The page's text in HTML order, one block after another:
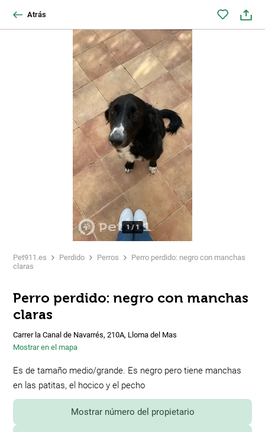
Atrás
1/1
Pet911.es Perdido Perros
Perro perdido: negro con manchas
claras
Perro perdido: negro con manchas
claras
Carrer la Canal de Navarrés, 210A, Lloma del Mas
Mostrar en el mapa
Es de tamaño medio/grande. Es negro pero tiene manchas
en las patitas, el hocico y el pecho
Mostrar número del propietario